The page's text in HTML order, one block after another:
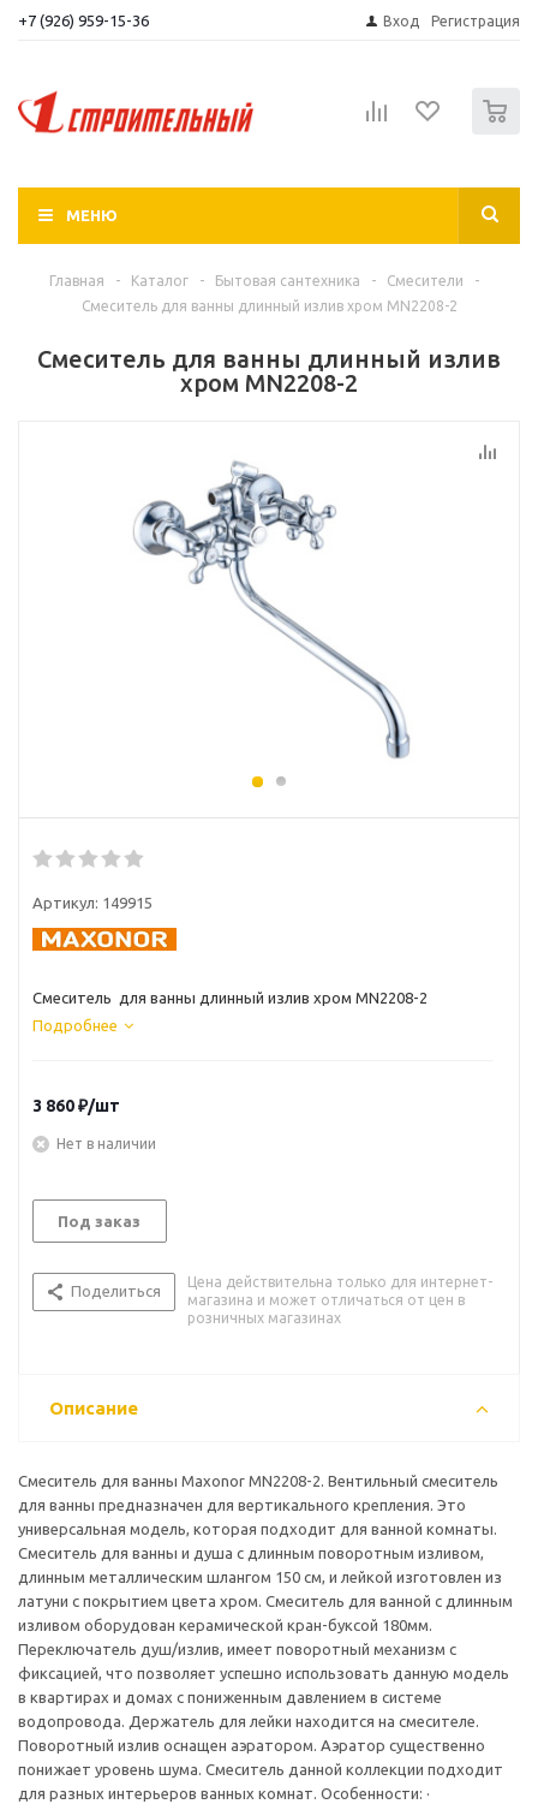
+7 (926) 959-15-36 Вход Регистрация
МЕНЮ
Главная - Каталог - Бытовая сантехника - Смесители
-
Смеситель для ванны длинный излив хром MN2208-2
Смеситель для ванны длинный излив
хром MN2208-2
Артикул: 149915
Смеситель для ванны длинный излив хром MN2208-2
Подробнее
3 860₽/шт
Нет в наличии
Под заказ
Поделиться
Цена действительна только для интернет-
магазина и может отличаться от цен в
розничных магазинах
Описание
Смеситель для ванны Maxonor MN2208-2. Вентильный смеситель
для ванны предназначен для вертикального крепления. Это
универсальная модель, которая подходит для ванной комнаты.
Смеситель для ванны и душа с длинным поворотным изливом,
длинным металлическим шлангом 150 см, и лейкой изготовлен из
латуни с покрытием цвета хром. Смеситель для ванной с длинным
изливом оборудован керамической кран-буксой 180мм.
Переключатель душ/излив, имеет поворотный механизм с
фиксацией, что позволяет успешно использовать данную модель
в квартирах и домах с пониженным давлением в системе
водопровода. Держатель для лейки находится на смесителе.
Поворотный излив оснащен аэратором. Аэратор существенно
понижает уровень шума. Смеситель данной коллекции подходит
для разных интерьеров ванных комнат. Особенности: ·